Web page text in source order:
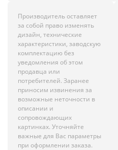
Производитель оставляет
за собой право изменять
дизайн, технические
характеристики, заводскую
комплектацию без
уведомления об этом
продавца или
потребителей. Заранее
приносим извинения за
возможные неточности в
описании и
сопровождающих
картинках. Уточняйте
важные для Вас параметры
при оформлении заказа.